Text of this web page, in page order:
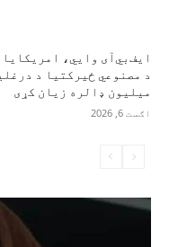
ایف‌بي‌آی وايي،
میلیون ډالره زیان کړی
اګست 6, 2026